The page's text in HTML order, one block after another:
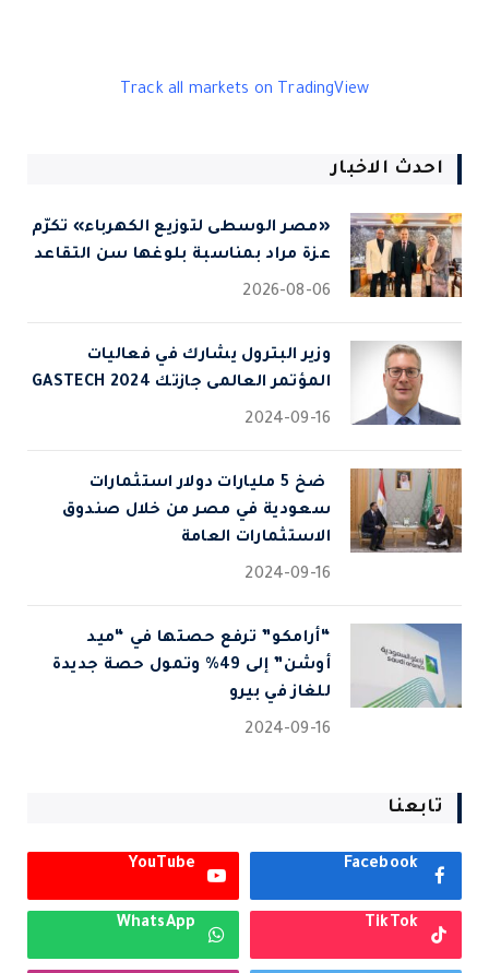
Track all markets on TradingView
احدث الاخبار
«مصر الوسطى لتوزيع الكهرباء» تكرّم
عزة مراد بمناسبة بلوغها سن التقاعد
2026-08-06
وزير البترول يشارك في فعاليات
المؤتمر العالمى جازتك 2024 GASTECH
2024-09-16
⁠ ضخ 5 مليارات دولار استثمارات
سعودية في مصر من خلال صندوق
الاستثمارات العامة
2024-09-16
“أرامكو” ترفع حصتها في “ميد
أوشن” إلى 49% وتمول حصة جديدة
للغاز في بيرو
2024-09-16
تابعنا
Facebook
YouTube
TikTok
WhatsApp